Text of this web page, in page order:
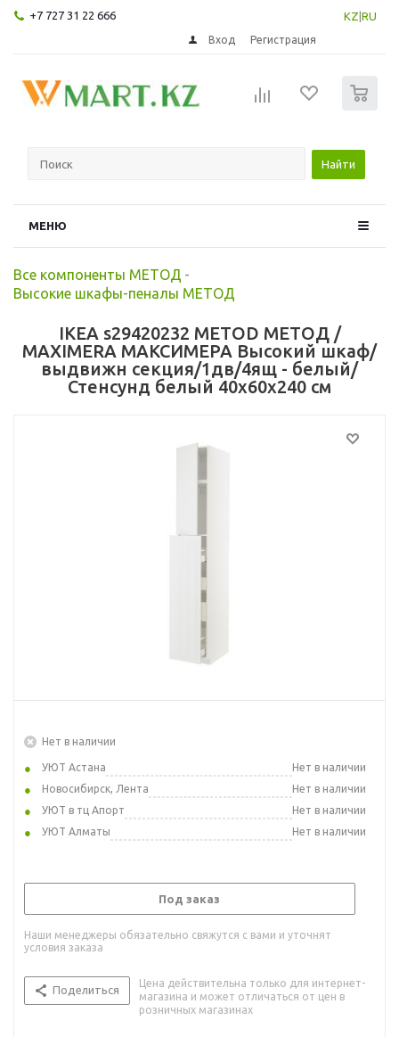
+7 727 31 22 666 KZ RU
Вход Регистрация
Найти
МЕНЮ
Все компоненты МЕТОД -
Высокие шкафы-пеналы МЕТОД
IKEA s29420232 METOD МЕТОД /
MAXIMERA МАКСИМЕРА Высокий шкаф/
выдвижн секция/1дв/4ящ - белый/
Стенсунд белый 40x60x240 см
Нет в наличии
УЮТ Астана
Нет в наличии
Новосибирск, Лента
Нет в наличии
УЮТ в тц Апорт
Нет в наличии
УЮТ Алматы
Нет в наличии
Под заказ
Наши менеджеры обязательно свяжутся с вами и уточнят
условия заказа
Поделиться
Цена действительна только для интернет-
магазина и может отличаться от цен в
розничных магазинах